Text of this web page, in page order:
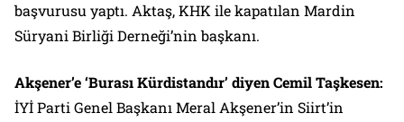
başvurusu yaptı. Aktaş, KHK ile kapatılan Mardin
Süryani Birliği Derneği’nin başkanı.
Akşener’e ‘Burası Kürdistandır’ diyen Cemil Taşkesen:
İYİ Parti Genel Başkanı Meral Akşener’in Siirt’in